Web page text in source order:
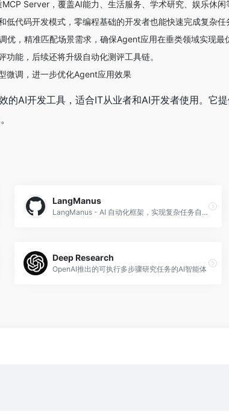
Server，覆盖AI能力、生活服务、学术研究、娱乐休
低代码开发模式，零编程基础的开发者也能快速完成复杂任
优，精准匹配场景需求，确保Agent应用在垂类领域实现最
功能，后续还将升级自动化测评工具链。
微调，进一步优化Agent应用效果
的AI开发工具，适合IT从业者和AI开发者使用。它
LangManus
LangManus - AI 自动化框架，实现复杂任务自动化处理
Deep Research
OpenAI推出的可执行多步骤研究任务的AI智能体